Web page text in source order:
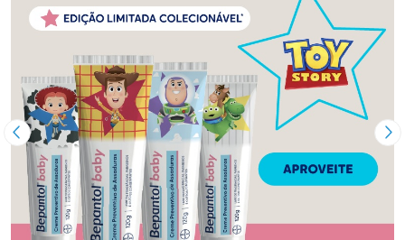
Imagem Anterior